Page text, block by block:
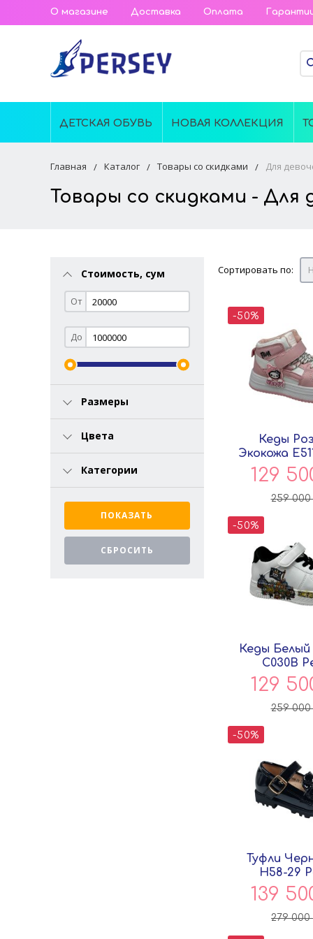
О магазине Доставка Оплата
ДЕТСКАЯ ОБУВЬ НОВАЯ КОЛЛЕКЦИЯ
Главная Каталог Товары со скидками Для
Товары со скидками - Для
Стоимость, сум
От
До
Размеры
Цвета
Категории
Сортировать по:
-50%
Кеды
Экокожа
129
259 000
-50%
Кеды Белый
C030B
129
259 000
-50%
Туфли
H58-29
139
279 000